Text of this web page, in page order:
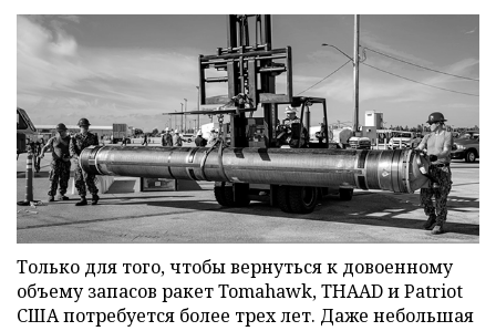
Только для того, чтобы вернуться к довоенному
объему запасов ракет Tomahawk, THAAD и Patriot
США потребуется более трех лет. Даже небольшая